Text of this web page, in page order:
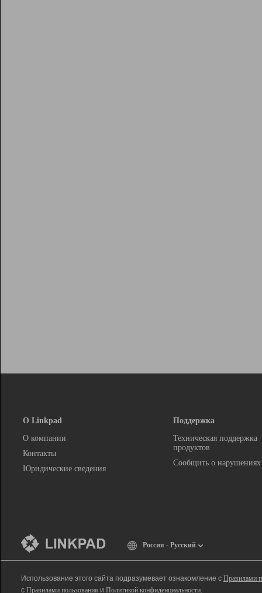
О Linkpad
О компании
Контакты
Юридические сведения
Поддержка
Техническая поддержка
продуктов
Сообщить о нарушениях
Россия - Русский
Использование этого сайта подразумевает ознакомление с Правилами
с Правилами пользования и Политикой конфиденциальности.